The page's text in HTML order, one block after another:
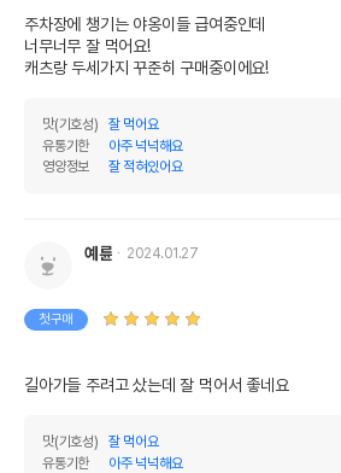
주차장에 챙기는 야옹이들 급여중인데
너무너무 잘 먹어요!
캐츠랑 두세가지 꾸준히 구매중이에요!
맛(기호성)
잘 먹어요
유통기한
아주 넉넉해요
영양정보
잘 적혀있어요
예륜 2024.01.27
첫구매
길아가들 주려고 샀는데 잘 먹어서 좋네요
맛(기호성)
잘 먹어요
유통기한
아주 넉넉해요